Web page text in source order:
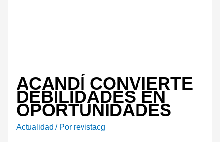
ACANDÍ CONVIERTE
DEBILIDADES EN
OPORTUNIDADES
Actualidad / Por revistacg